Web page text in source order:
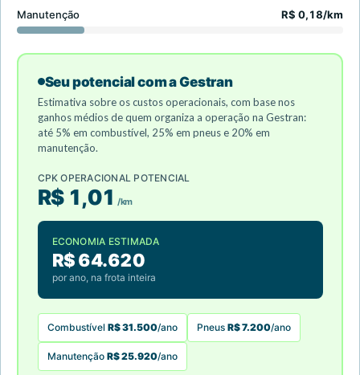
Manutenção R$ 0,18/km
Seu potencial com a Gestran
Estimativa sobre os custos operacionais, com base nos
ganhos médios de quem organiza a operação na Gestran:
até 5% em combustível, 25% em pneus e 20% em
manutenção.
CPK OPERACIONAL POTENCIAL
R$ 1,01 /km
ECONOMIA ESTIMADA
R$ 64.620
por ano, na frota inteira
Combustível R$ 31.500/ano Pneus R$ 7.200/ano
Manutenção R$ 25.920/ano